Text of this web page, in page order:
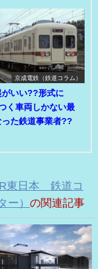
京成電鉄（鉄道コラム）
がいい??形式に
く車両しかない最
った鉄道事業者??
東日本 鉄道コ
ー） の関連記事